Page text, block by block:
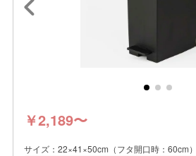
￥2,189〜
サイズ：22×41×50cm（フタ開口時：60cm）